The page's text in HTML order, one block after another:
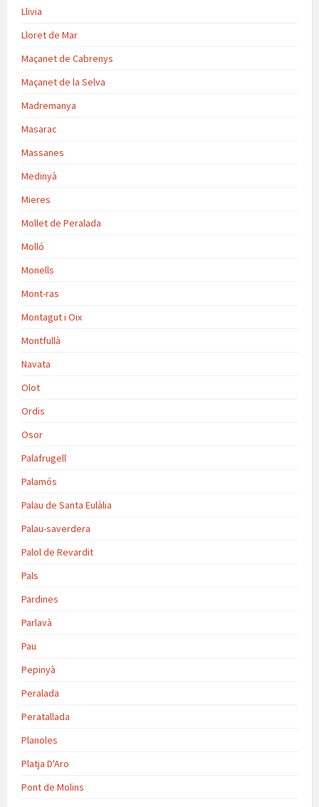
Llivia
Lloret de Mar
Maçanet de Cabrenys
Maçanet de la Selva
Madremanya
Masarac
Massanes
Medinyà
Mieres
Mollet de Peralada
Molló
Monells
Mont-ras
Montagut i Oix
Montfullà
Navata
Olot
Ordis
Osor
Palafrugell
Palamós
Palau de Santa Eulàlia
Palau-saverdera
Palol de Revardit
Pals
Pardines
Parlavà
Pau
Pepinyà
Peralada
Peratallada
Planoles
Platja D'Aro
Pont de Molins